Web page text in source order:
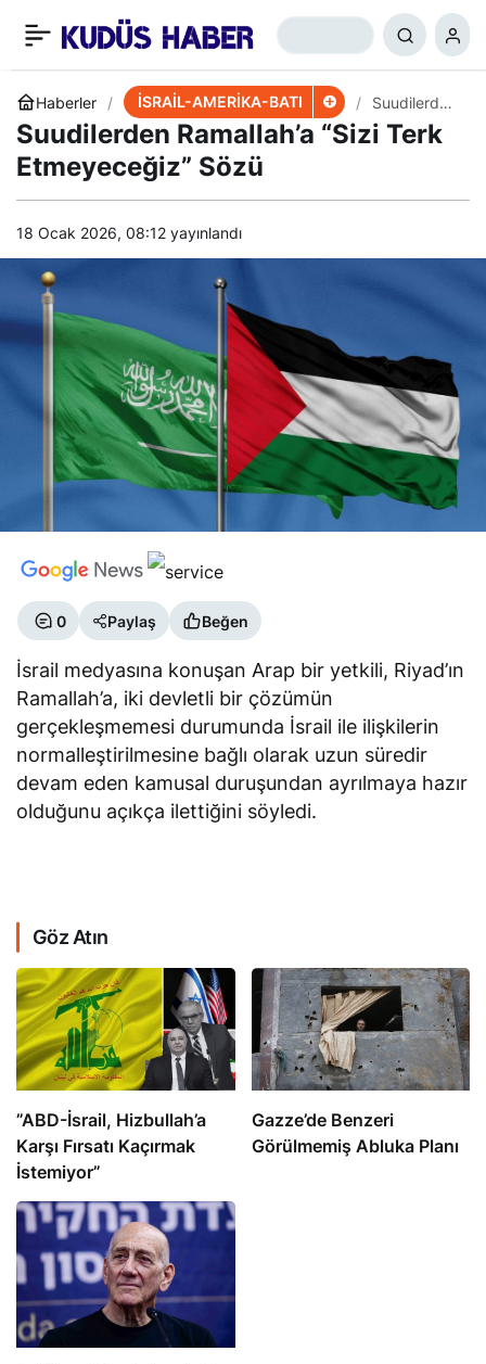
Haberler İSRAİL-AMERİKA-BATI
Suudilerden
Ramallah’a
“Sizi Terk
Suudilerden Ramallah’a “Sizi Terk
Etmeyeceğiz” Sözü
18 Ocak 2026, 08:12 yayınlandı
0 Paylaş Beğen
İsrail medyasına konuşan Arap bir yetkili, Riyad’ın
Ramallah’a, iki devletli bir çözümün
gerçekleşmemesi durumunda İsrail ile ilişkilerin
normalleştirilmesine bağlı olarak uzun süredir
devam eden kamusal duruşundan ayrılmaya hazır
olduğunu açıkça ilettiğini söyledi.
Göz Atın
​​​​​​​”ABD-İsrail, Hizbullah’a
Karşı Fırsatı Kaçırmak
İstemiyor”
​​​​​​​Gazze’de Benzeri
Görülmemiş Abluka Planı
ABD, Kafkasya’daki
Etkinliğini Arttırıyor
+ 0 Paylaş